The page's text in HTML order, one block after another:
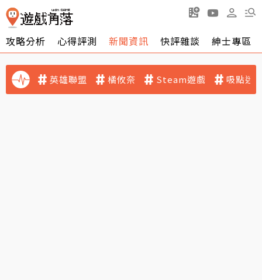
攻略分析 心得評測 新聞資訊 快評雜談 紳士專區
英雄聯盟 橘攸奈 Steam遊戲 吸點迷